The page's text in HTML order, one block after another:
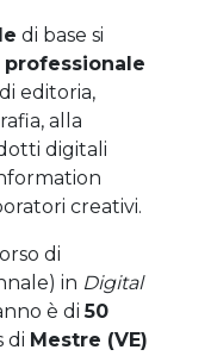
di base si
editoria,
alla
digitali
creativi.
di
in Digital
è di50
di Mestre (VE)